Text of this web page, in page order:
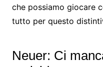
che possiamo giocare
tutto per questo
Neuer: Ci